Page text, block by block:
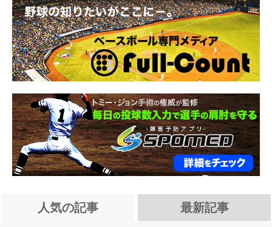
人気の記事 最新記事